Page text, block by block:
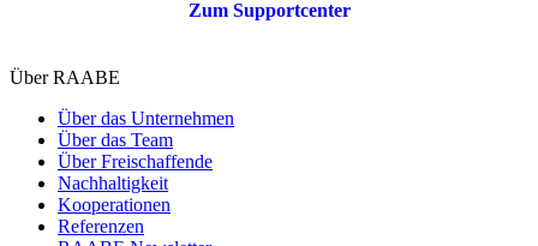
Zum Supportcenter
Über RAABE
Über das Unternehmen
Über das Team
Über Freischaffende
Nachhaltigkeit
Kooperationen
Referenzen